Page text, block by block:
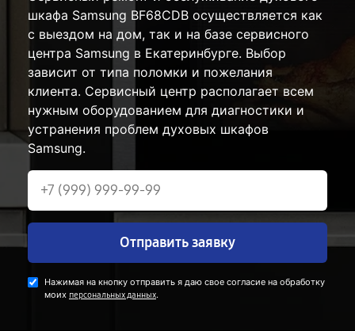
шкафа Samsung BF68CDB осуществляется как
с выездом на дом, так и на базе сервисного
центра Samsung в Екатеринбурге. Выбор
зависит от типа поломки и пожелания
клиента. Сервисный центр располагает всем
нужным оборудованием для диагностики и
устранения проблем духовых шкафов
Samsung.
Отправить заявку
Нажимая на кнопку отправить я даю свое согласие на обработку
моих персональных данных.